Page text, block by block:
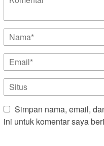
Simpan nama, email,
ini untuk komentar saya